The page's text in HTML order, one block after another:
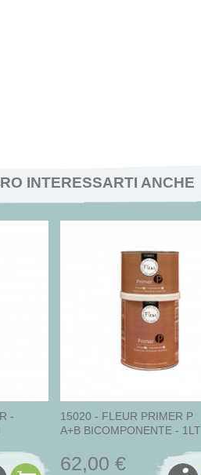
INTERESSARTI ANCHE
-
15020 - FLEUR PRIMER P
A+B BICOMPONENTE - 1LT
62,00 €